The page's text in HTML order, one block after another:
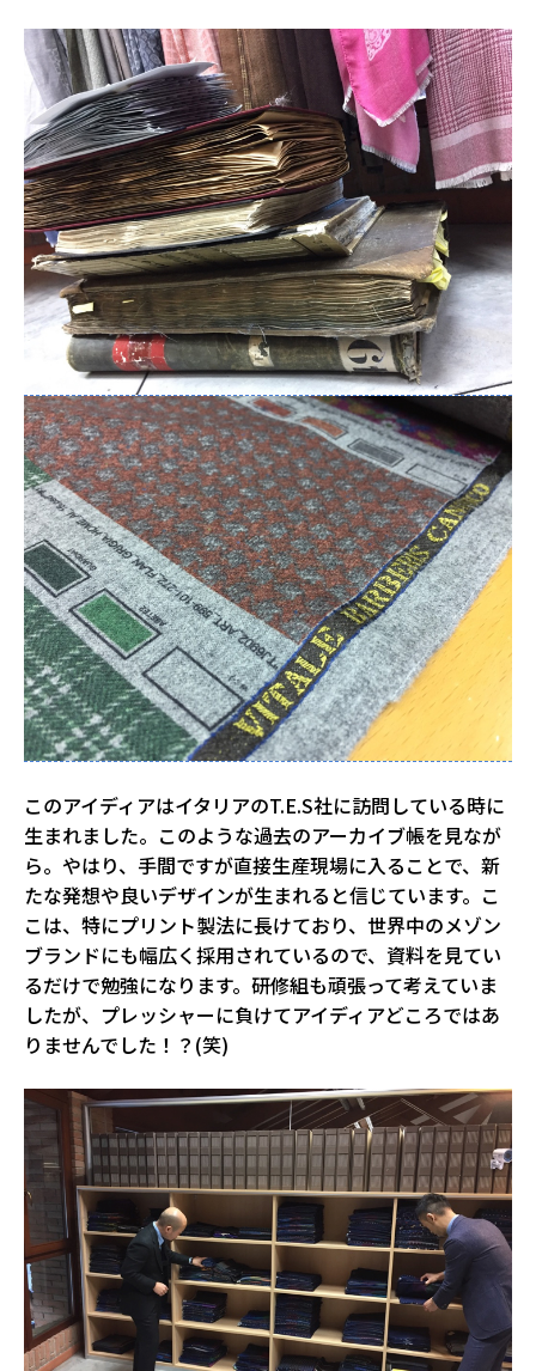
このアイディアはイタリアのT.E.S社に訪問している時に
生まれました。このような過去のアーカイブ帳を見なが
ら。やはり、手間ですが直接生産現場に入ることで、新
たな発想や良いデザインが生まれると信じています。こ
こは、特にプリント製法に長けており、世界中のメゾン
ブランドにも幅広く採用されているので、資料を見てい
るだけで勉強になります。研修組も頑張って考えていま
したが、プレッシャーに負けてアイディアどころではあ
りませんでした！？(笑)